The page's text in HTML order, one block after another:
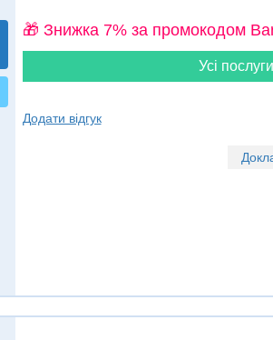
🎁 Знижка 7% за промокодом
Усі
Додати відгук